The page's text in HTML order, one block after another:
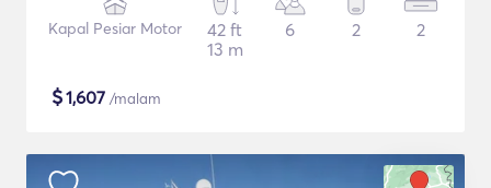
Kapal Pesiar Motor
42 ft
13 m
6 2 2
$1,607 /malam